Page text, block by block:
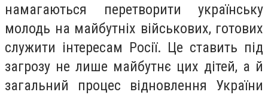
намагаються перетворити українську
молодь на майбутніх військових, готових
служити інтересам Росії. Це ставить під
загрозу не лише майбутнє цих дітей, а й
загальний процес відновлення України